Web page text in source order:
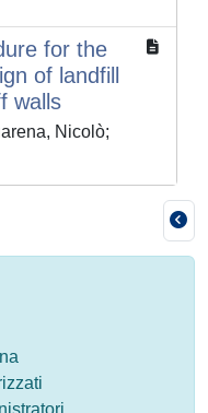
for the
of landfill
walls
Nicolò;